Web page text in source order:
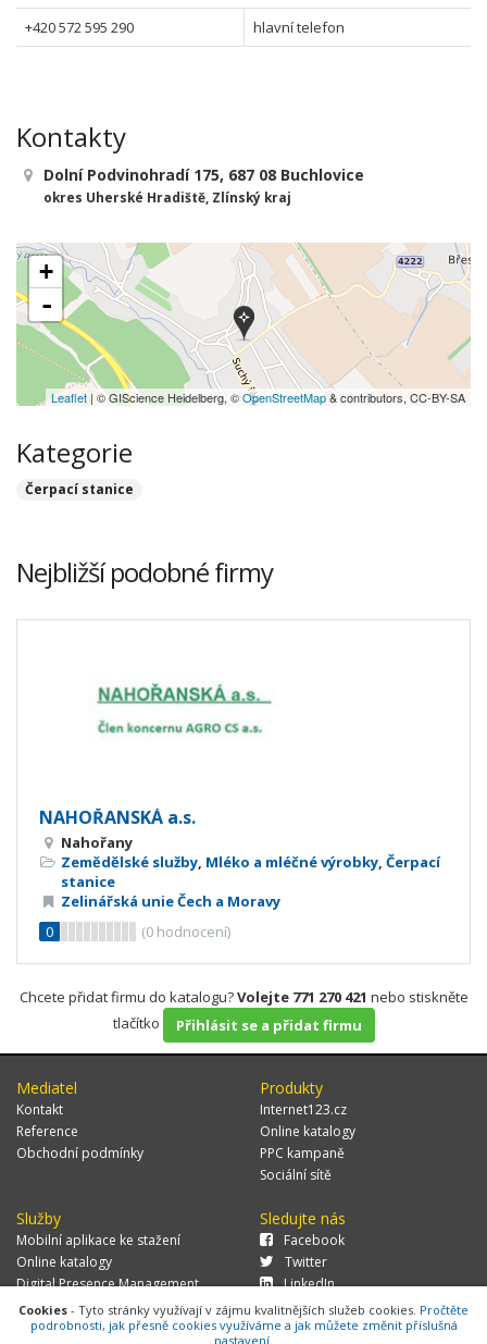
+420 572 595 290 hlavní telefon
Kontakty
Dolní Podvinohradí 175, 687 08 Buchlovice
okres Uherské Hradiště, Zlínský kraj
+
-
Leaflet | © GIScience Heidelberg, ©OpenStreetMap& contributors, CC-BY-SA
Kategorie
Čerpací stanice
Nejbližší podobné firmy
NAHOŘANSKÁ a.s.
Nahořany
Zemědělské služby, Mléko a mléčné výrobky, Čerpací
stanice
Zelinářská unie Čech a Moravy
0
(0 hodnocení)
Chcete přidat firmu do katalogu?Volejte 771 270 421 nebo stiskněte
tlačítko
Přihlásit se a přidat firmu
Mediatel
Kontakt
Reference
Obchodní podmínky
Produkty
Internet123.cz
Online katalogy
PPC kampaně
Sociální sítě
Služby
Mobilní aplikace ke stažení
Online katalogy
Digital Presence Management
Více zákazníků
Sledujte nás
Facebook
Twitter
LinkedIn
Cookies - Tyto stránky využívají v zájmu kvalitnějších služeb cookies. Pročtěte
podrobnosti, jak přesně cookies využíváme a jak můžete změnit příslušná
nastavení.